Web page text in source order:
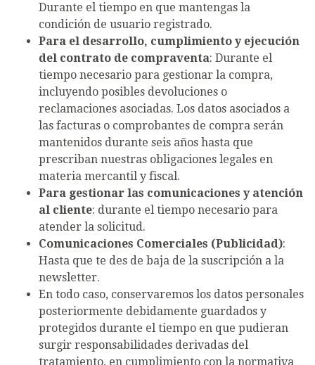
Durante el tiempo en que mantengas la
condición de usuario registrado.
Para el desarrollo, cumplimiento y ejecución
del contrato de compraventa: Durante el
tiempo necesario para gestionar la compra,
incluyendo posibles devoluciones o
reclamaciones asociadas. Los datos asociados a
las facturas o comprobantes de compra serán
mantenidos durante seis años hasta que
prescriban nuestras obligaciones legales en
materia mercantil y fiscal.
Para gestionar las comunicaciones y atención
al cliente: durante el tiempo necesario para
atender la solicitud.
Comunicaciones Comerciales (Publicidad):
Hasta que te des de baja de la suscripción a la
newsletter.
En todo caso, conservaremos los datos personales
posteriormente debidamente guardados y
protegidos durante el tiempo en que pudieran
surgir responsabilidades derivadas del
tratamiento, en cumplimiento con la normativa